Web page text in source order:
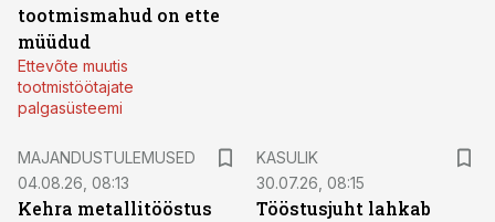
tootmismahud on ette
müüdud
Ettevõte muutis
tootmistöötajate
palgasüsteemi
MAJANDUSTULEMUSED
04.08.26, 08:13
Kehra metallitööstus
KASULIK
30.07.26, 08:15
Tööstusjuht lahkab